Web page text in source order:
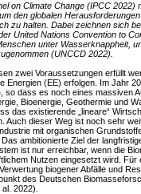
on Climate Change (IPCC 2022)
den globalen
zu halten. Dabei zeichnen sich
United Nations Convention to
unter Wasserknappheit,
(UNCCD 2022).
zwei Voraussetzungen erfüllt
Energien (EE) erfolgen. Im Jahr
so dass es noch eines massiven
Bioenergie, Geothermie und
das existierende „lineare“
Auch dieser Weg ist noch sehr
mit organischen
ambitionierte Ziel der
ist nur erreichbar, wenn die
Nutzen eingesetzt wird. Für
biogener Abfälle und
des Deutschen
2022).